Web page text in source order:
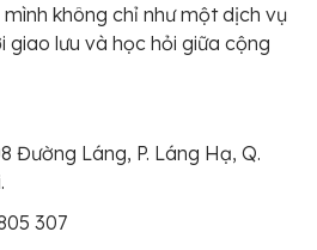
không chỉ như một dịch vụ
giao lưu và học hỏi giữa cộng
Đường Láng, P. Láng Hạ, Q.
307